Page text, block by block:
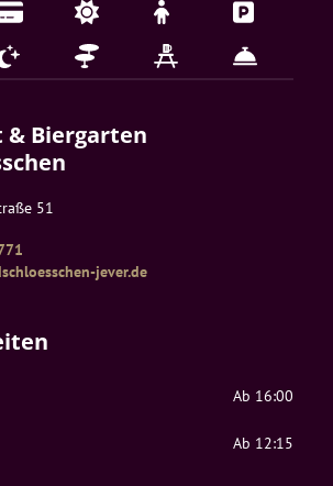
& Biergarten
51
jever.de
Ab 16:00
Ab 12:15